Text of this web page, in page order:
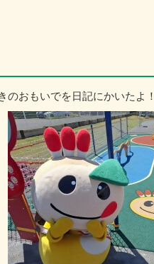
おもいでを日記にかいたよ！